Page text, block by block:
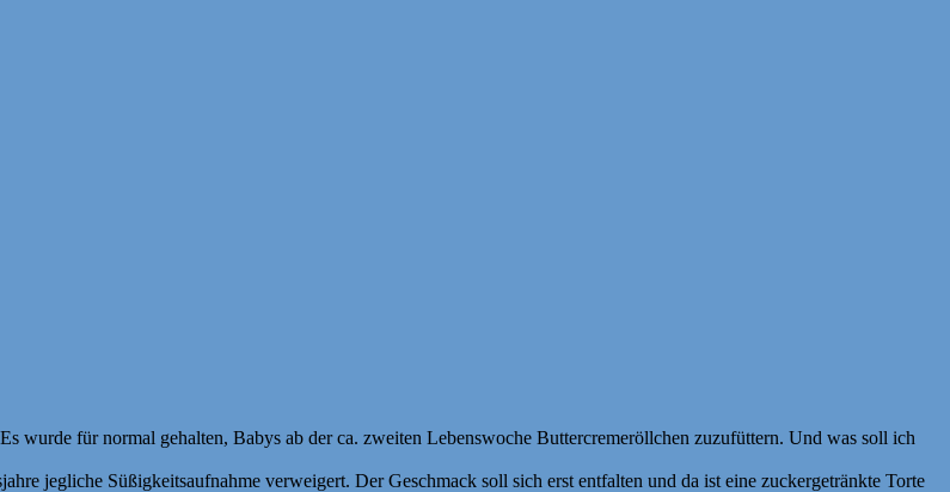
wurde für normal gehalten, Babys ab der ca. zweiten Lebenswoche Buttercremeröllchen zuzufüttern. Und was soll ich
jegliche Süßigkeitsaufnahme verweigert. Der Geschmack soll sich erst entfalten und da ist eine zuckergetränkte Torte